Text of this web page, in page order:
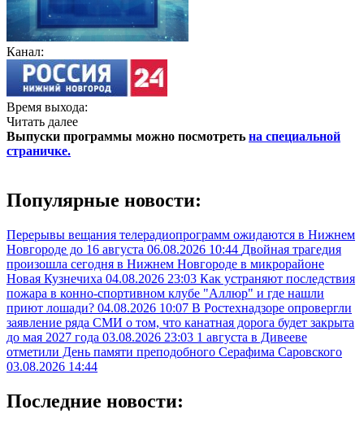
Канал:
Время выхода:
Читать далее
Выпуски программы можно посмотреть на специальной
страничке.
Популярные новости:
Перерывы вещания телерадиопрограмм ожидаются в Нижнем
Новгороде до 16 августа 06.08.2026 10:44 Двойная трагедия
произошла сегодня в Нижнем Новгороде в микрорайоне
Новая Кузнечиха 04.08.2026 23:03 Как устраняют последствия
пожара в конно-спортивном клубе "Аллюр" и где нашли
приют лошади? 04.08.2026 10:07 В Ростехнадзоре опровергли
заявление ряда СМИ о том, что канатная дорога будет закрыта
до мая 2027 года 03.08.2026 23:03 1 августа в Дивееве
отметили День памяти преподобного Серафима Саровского
03.08.2026 14:44
Последние новости: